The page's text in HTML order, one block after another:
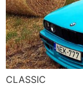
CLASSIC